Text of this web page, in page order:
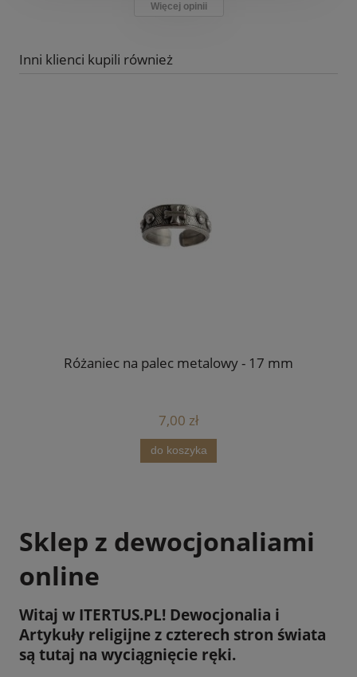
Więcej opinii
Inni klienci kupili również
Różaniec na palec metalowy - 17 mm
7,00 zł
do koszyka
Sklep z dewocjonaliami
online
Witaj w ITERTUS.PL! Dewocjonalia i
Artykuły religijne z czterech stron świata
są tutaj na wyciągnięcie ręki.